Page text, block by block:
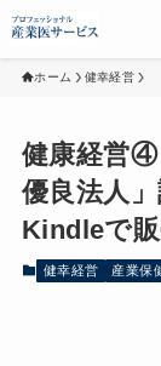
ホーム 健幸経営
健康経営④
優良法人
Kindleで販
健幸経営 産業保